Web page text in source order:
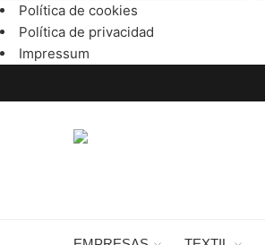
Política de cookies
Política de privacidad
Impressum